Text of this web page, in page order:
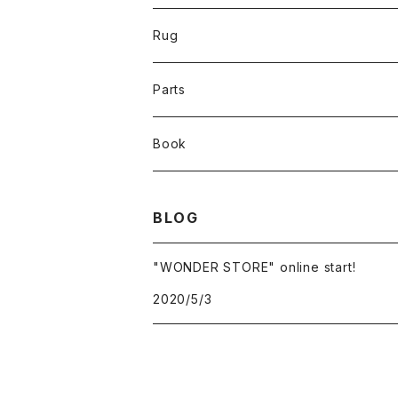
Rug
Parts
Book
BLOG
"WONDER STORE" online start!
2020/5/3